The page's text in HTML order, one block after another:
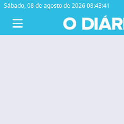
Sábado,08 de agosto de 2026 08:43:42